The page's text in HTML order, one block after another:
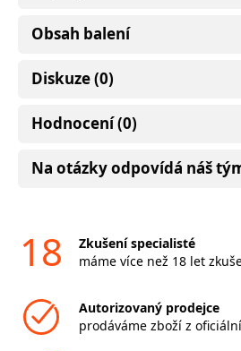
Obsah balení
Diskuze (0)
Hodnocení (0)
Na otázky odpovídá náš
18
Zkušení specialisté
máme více než 18 let
Autorizovaný prodejce
prodáváme zboží z